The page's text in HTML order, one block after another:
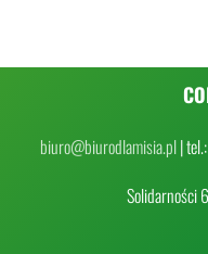
biuro@biurodlamisia.pl| tel.:
Solidarności